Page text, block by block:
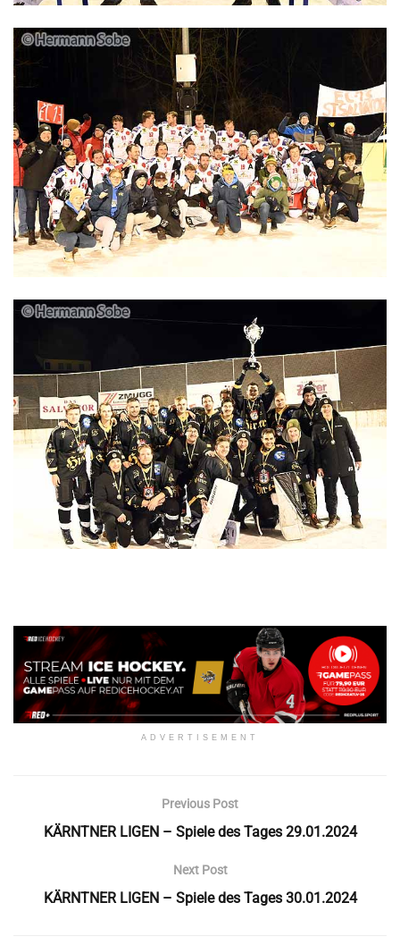
ADVERTISEMENT
Previous Post
KÄRNTNER LIGEN – Spiele des Tages 29.01.2024
Next Post
KÄRNTNER LIGEN – Spiele des Tages 30.01.2024